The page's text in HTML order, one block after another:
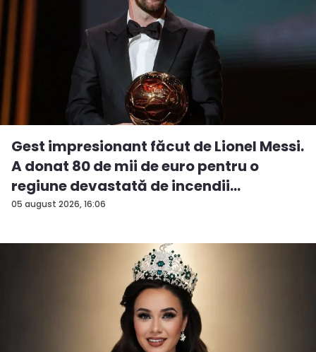
05 august 2026, 16:06
Gest impresionant făcut de Lionel Messi.
A donat 80 de mii de euro pentru o
regiune devastată de incendii